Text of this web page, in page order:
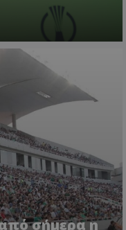
σήμερα η